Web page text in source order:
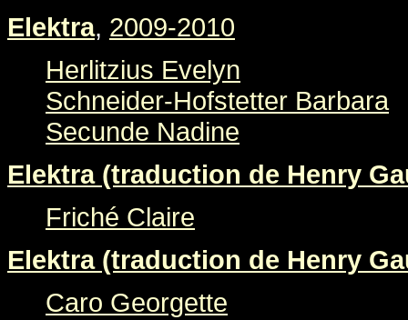
Elektra, 2009-2010
Herlitzius Evelyn
Schneider-Hofstetter Barbara
Secunde Nadine
Elektra (traduction de Henry
Friché Claire
Elektra (traduction de Henry
Caro Georgette